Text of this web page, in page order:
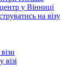
у Вінниці
на візу
візі